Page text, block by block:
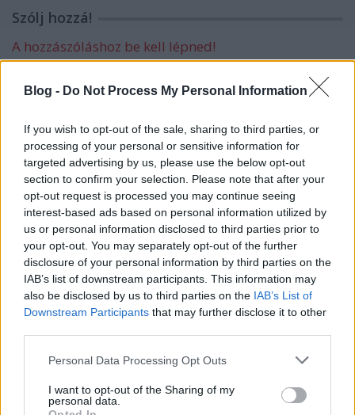
Blog - Do Not Process My Personal Information
If you wish to opt-out of the sale, sharing to third parties, or
processing of your personal or sensitive information for
targeted advertising by us, please use the below opt-out
section to confirm your selection. Please note that after your
opt-out request is processed you may continue seeing
interest-based ads based on personal information utilized by
us or personal information disclosed to third parties prior to
your opt-out. You may separately opt-out of the further
disclosure of your personal information by third parties on the
IAB’s list of downstream participants. This information may
also be disclosed by us to third parties on the IAB’s List of
Downstream Participants that may further disclose it to other
Please note that this website/app uses one or more Google
not limited to your visit or usage behaviour. You may click to
grant or deny consent to Google and its third-party tags to
Personal Data Processing Opt Outs
I want to opt-out of the Sharing of my
personal data.
Szólj hozzá!
A hozzászóláshoz be kell lépned!
VAGY
durex26